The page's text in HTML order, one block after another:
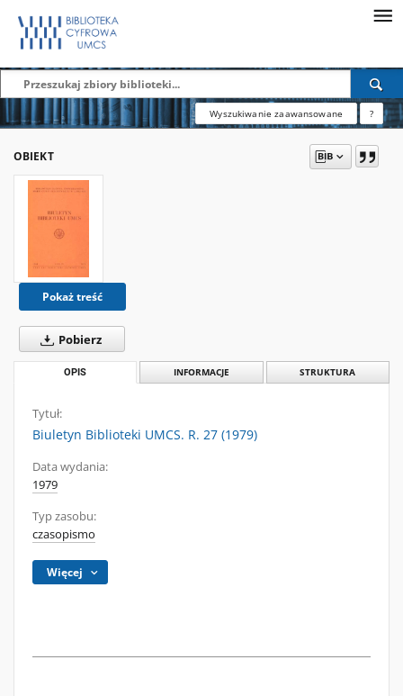
Wyszukiwanie zaawansowane ?
OBIEKT
Pokaż treść
Pobierz
OPIS INFORMACJE STRUKTURA
Tytuł:
Biuletyn Biblioteki UMCS. R. 27 (1979)
Data wydania:
1979
Typ zasobu:
czasopismo
Więcej